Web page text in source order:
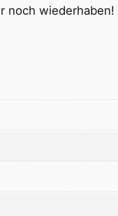
noch wiederhaben!